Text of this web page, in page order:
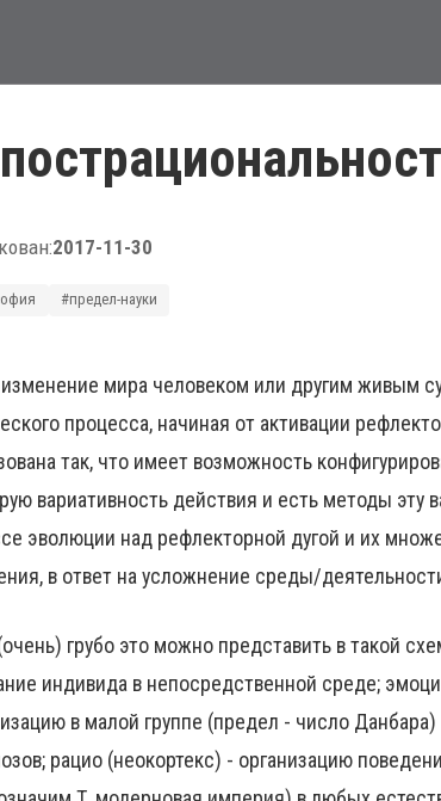
2017-11-30
#предел-науки
мира человеком или другим живым
процесса, начиная от активации
так, что имеет возможность
вариативность действия и есть методы эту
эволюции над рефлекторной дугой и их
в ответ на усложнение среды/
грубо это можно представить в такой
индивида в непосредственной среде;
в малой группе (предел - число
рацио (неокортекс) - организацию